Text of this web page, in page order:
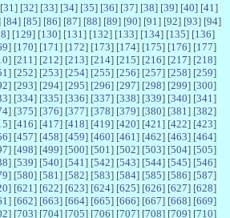
31 ] [32] [33] [34] [35] [36] [37] [38] [39] [40] [41 ]
[84] [85] [86] [87] [88] [89] [90] [91 ] [92] [93] [94]
] [129] [130] [131 ] [132] [133] [134] [135] [136]
] [170] [171 ] [172] [173] [174] [175] [176] [177]
] [211 ] [212] [213] [214] [215] [216] [217] [218]
] [252] [253] [254] [255] [256] [257] [258] [259]
] [293] [294] [295] [296] [297] [298] [299] [300]
] [334] [335] [336] [337] [338] [339] [340] [341 ]
] [375] [376] [377] [378] [379] [380] [381 ] [382]
] [416] [417] [418] [419] [420] [421 ] [422] [423]
] [457] [458] [459] [460] [461 ] [462] [463] [464]
] [498] [499] [500] [501 ] [502] [503] [504] [505]
] [539] [540] [541 ] [542] [543] [544] [545] [546]
] [580] [581 ] [582] [583] [584] [585] [586] [587]
] [621 ] [622] [623] [624] [625] [626] [627] [628]
] [662] [663] [664] [665] [666] [667] [668] [669]
] [703] [704] [705] [706] [707] [708] [709] [710]